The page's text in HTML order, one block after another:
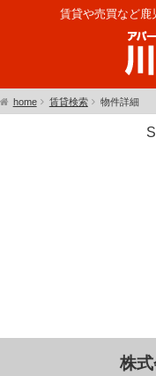
賃貸や売買など鹿
home 賃貸検索 物件詳細
株